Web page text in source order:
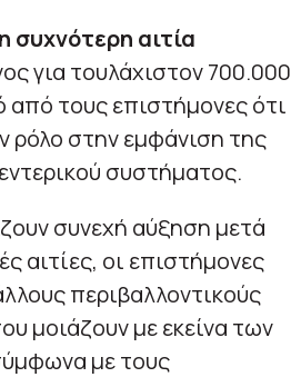
συχνότερη αιτία
για τουλάχιστον 700.000
από τους επιστήμονες ότι
ρόλο στην εμφάνιση της
συστήματος.
συνεχή αύξηση μετά
αιτίες, οι επιστήμονες
περιβαλλοντικούς
μοιάζουν με εκείνα των
με τους